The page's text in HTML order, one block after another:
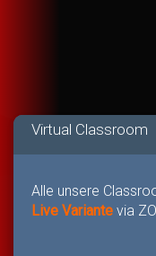
Virtual Classroom
Alle unsere
Live Variante via